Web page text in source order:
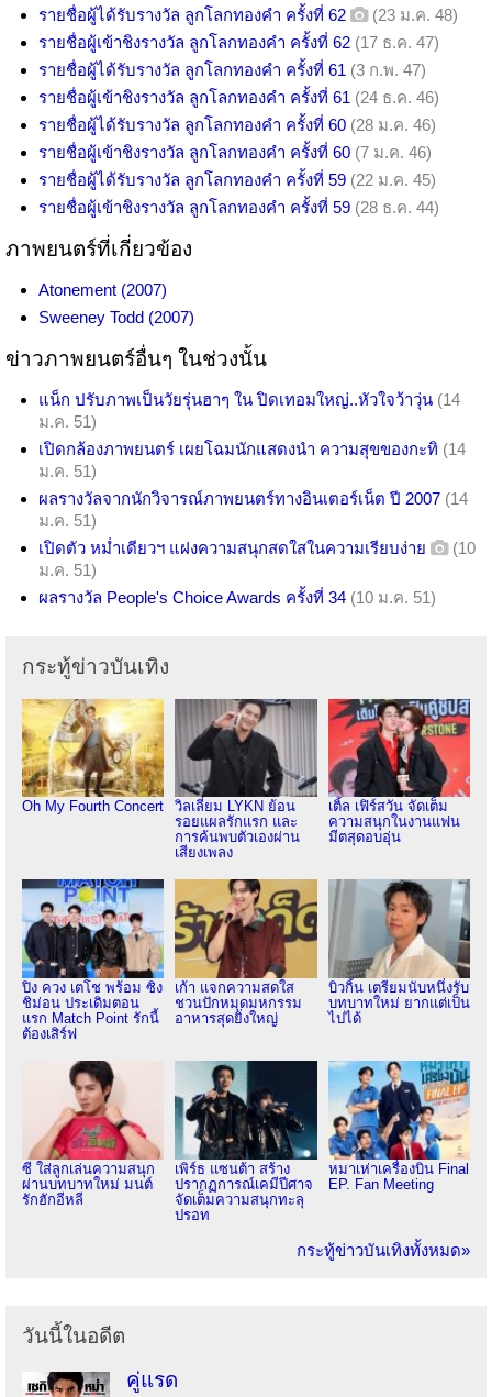
รายชื่อผู้ได้รับรางวัล ลูกโลกทองคำ ครั้งที่ 62
(23 ม.ค. 48)
รายชื่อผู้เข้าชิงรางวัล ลูกโลกทองคำ ครั้งที่ 62 (17 ธ.ค. 47)
รายชื่อผู้ได้รับรางวัล ลูกโลกทองคำ ครั้งที่ 61 (3 ก.พ. 47)
รายชื่อผู้เข้าชิงรางวัล ลูกโลกทองคำ ครั้งที่ 61 (24 ธ.ค. 46)
รายชื่อผู้ได้รับรางวัล ลูกโลกทองคำ ครั้งที่ 60 (28 ม.ค. 46)
รายชื่อผู้เข้าชิงรางวัล ลูกโลกทองคำ ครั้งที่ 60 (7 ม.ค. 46)
รายชื่อผู้ได้รับรางวัล ลูกโลกทองคำ ครั้งที่ 59 (22 ม.ค. 45)
รายชื่อผู้เข้าชิงรางวัล ลูกโลกทองคำ ครั้งที่ 59 (28 ธ.ค. 44)
ภาพยนตร์ที่เกี่ยวข้อง
Atonement (2007)
Sweeney Todd (2007)
ข่าวภาพยนตร์อื่นๆ ในช่วงนั้น
แน็ก ปรับภาพเป็นวัยรุ่นฮาๆ ใน ปิดเทอมใหญ่..หัวใจว้าวุ่น (14
ม.ค. 51)
เปิดกล้องภาพยนตร์ เผยโฉมนักแสดงนำ ความสุขของกะทิ (14
ม.ค. 51)
ผลรางวัลจากนักวิจารณ์ภาพยนตร์ทางอินเตอร์เน็ต ปี 2007 (14
ม.ค. 51)
เปิดตัว หม่ำเดียวฯ แฝงความสนุกสดใสในความเรียบง่าย
(10
ม.ค. 51)
ผลรางวัล People's Choice Awards ครั้งที่ 34 (10 ม.ค. 51)
กระทู้ข่าวบันเทิง
Oh My Fourth Concert
วิลเลี่ยม LYKN ย้อน
รอยแผลรักแรก และ
การค้นพบตัวเองผ่าน
เสียงเพลง
เติ้ล เฟิร์สวัน จัดเต็ม
ความสนุกในงานแฟน
มีตสุดอบอุ่น
ปิง ควง เตโช พร้อม ซิง
ชิม่อน ประเดิมตอน
แรก Match Point รักนี้
ต้องเสิร์ฟ
เก้า แจกความสดใส
ชวนปักหมุดมหกรรม
อาหารสุดยิ่งใหญ่
บิวกิ้น เตรียมนับหนึ่งรับ
บทบาทใหม่ ยากแต่เป็น
ไปได้
ซี ใส่ลูกเล่นความสนุก
ผ่านบทบาทใหม่ มนต์
รักฮักอีหลี
เพิร์ธ แซนต้า สร้าง
ปรากฏการณ์เคมีปีศาจ
จัดเต็มความสนุกทะลุ
ปรอท
หมาเห่าเครื่องบิน Final
EP. Fan Meeting
กระทู้ข่าวบันเทิงทั้งหมด»
วันนี้ในอดีต
คู่แรด